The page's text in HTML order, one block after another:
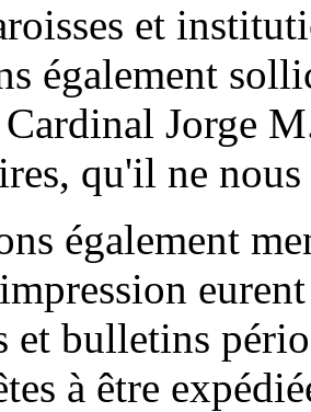
et
également
Jorge
qu'il ne nous
également
et bulletins
à être